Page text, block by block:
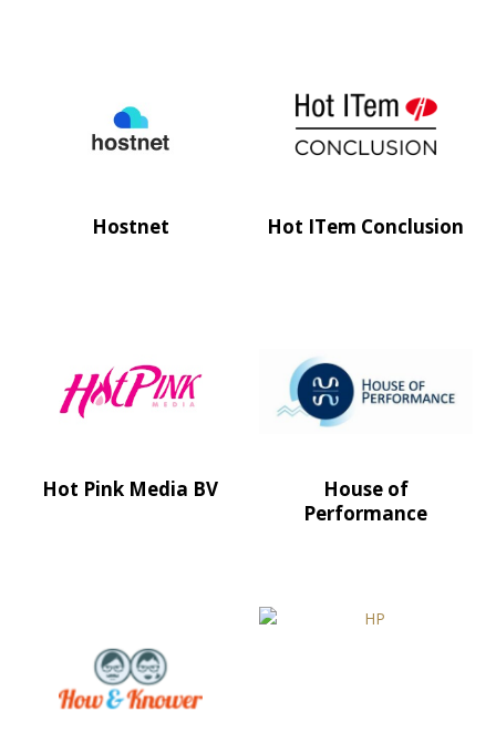
Hostnet Hot ITem Conclusion
Hot Pink Media BV
House of
Performance